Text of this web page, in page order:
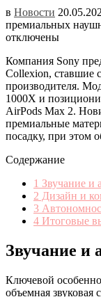
в Новости
премиальных
отключены
Компания Sony
Collexion, ставшие
производителя.
1000X и
AirPods Max 2.
премиальные
посадку, при этом
Содержание
1 Звучание и
2 Дизайн и
3
4 Итоговые
Звучание и
Ключевой
объемная звуковая